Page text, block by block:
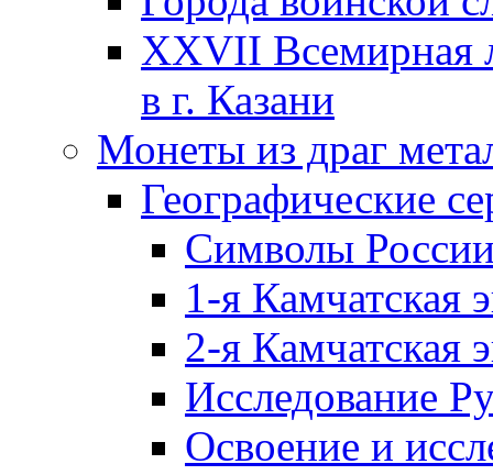
XXVII Всемирная
в г. Казани
Монеты из драг
Географические
Символы
1-я Камчатская
2-я Камчатская
Исследование
Освоение и